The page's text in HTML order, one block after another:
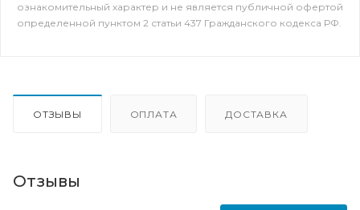
ознакомительный характер и не является публичной офертой
определенной пунктом 2 статьи 437 Гражданского кодекса РФ.
ОТЗЫВЫ ОПЛАТА ДОСТАВКА
Отзывы